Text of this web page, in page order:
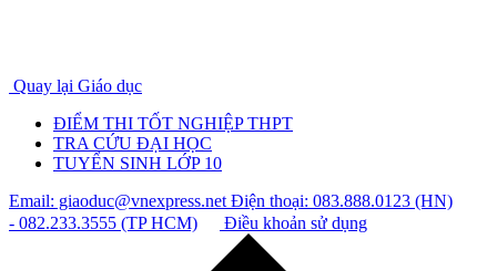
Quay lại Giáo dục
ĐIỂM THI TỐT NGHIỆP THPT
TRA CỨU ĐẠI HỌC
TUYỂN SINH LỚP 10
Email: giaoduc@vnexpress.netĐiện thoại: 083.888.0123 (HN)
- 082.233.3555 (TP HCM)
Điều khoản sử dụng